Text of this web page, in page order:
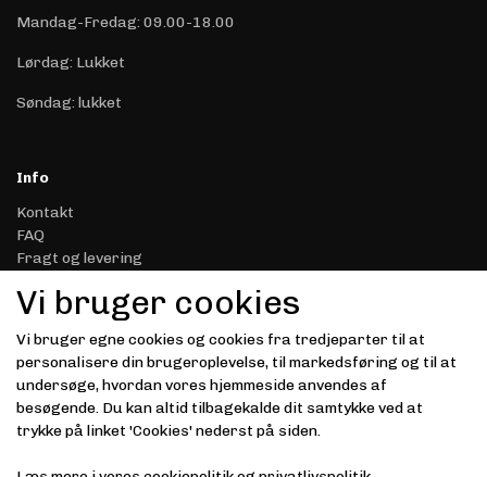
Mandag-Fredag: 09.00-18.00
Lørdag: Lukket
Søndag: lukket
Info
Kontakt
FAQ
Fragt og levering
Handelsbetingelser
Datasikkerhed & Privatliv
Gavekort
Om Driver.dk
Kunde login
Modtag vores nyhedsbrev via e-mail
Vi bruger cookies
Vi bruger egne cookies og cookies fra tredjeparter til at
personalisere din brugeroplevelse, til markedsføring og til at
undersøge, hvordan vores hjemmeside anvendes af
besøgende. Du kan altid tilbagekalde dit samtykke ved at
trykke på linket 'Cookies' nederst på siden.